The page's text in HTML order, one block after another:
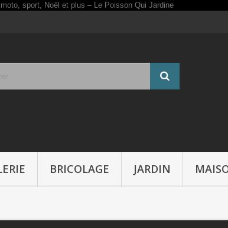
BRICOLAGE JARDIN